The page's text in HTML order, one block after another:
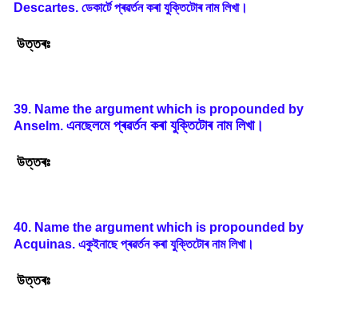
Descartes. ডেকার্টে প্ৰৱৰ্তন কৰা যুক্তিটোৰ নাম লিখা।
উত্তৰঃ
39. Name the argument which is propounded by
Anselm. এনছেলমে প্ৰৱৰ্তন কৰা যুক্তিটোৰ নাম লিখা।
উত্তৰঃ
40. Name the argument which is propounded by
Acquinas. একুইনাছে প্ৰৱৰ্তন কৰা যুক্তিটোৰ নাম লিখা।
উত্তৰঃ